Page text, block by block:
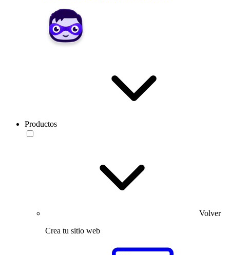
Productos
Volver
Crea tu sitio web